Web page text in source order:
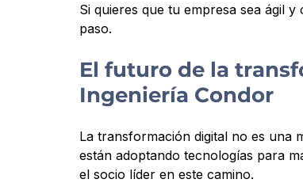
Si quieres que tu empresa sea ágil
paso.
El futuro de la
Ingeniería Condor
La transformación digital no es una
están adoptando tecnologías para
el socio líder en este camino.